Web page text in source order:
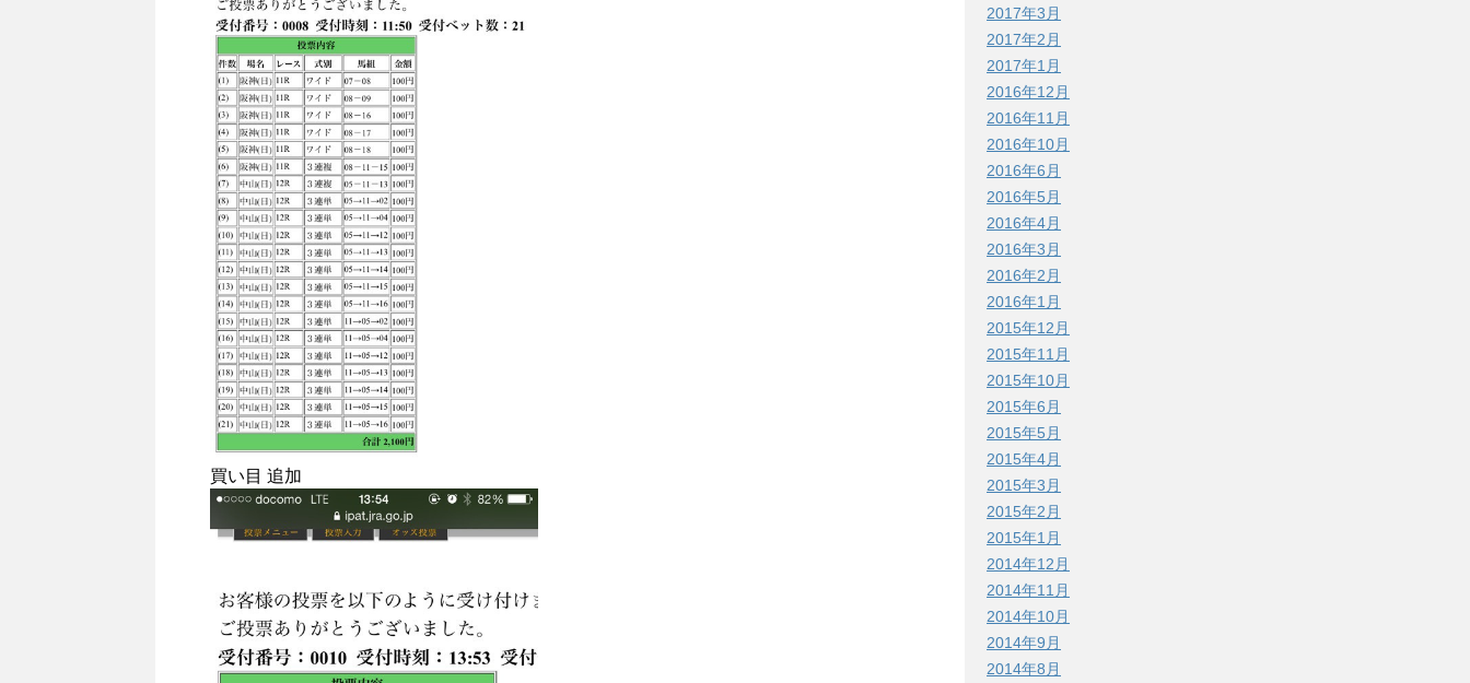
買い目 追加
2017年3月
2017年2月
2017年1月
2016年12月
2016年11月
2016年10月
2016年6月
2016年5月
2016年4月
2016年3月
2016年2月
2016年1月
2015年12月
2015年11月
2015年10月
2015年6月
2015年5月
2015年4月
2015年3月
2015年2月
2015年1月
2014年12月
2014年11月
2014年10月
2014年9月
2014年8月